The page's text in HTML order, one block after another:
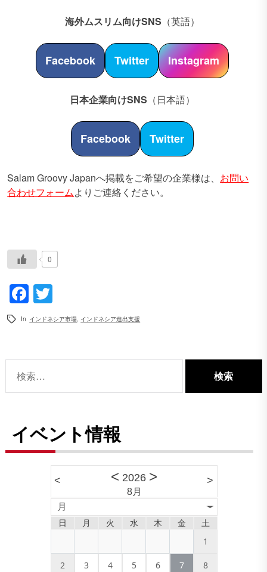
海外ムスリム向けSNS （英語）
Facebook Twitter Instagram
日本企業向けSNS （日本語）
Facebook Twitter
Salam Groovy Japanへ掲載をご希望の企業様は、 お問い
合わせフォームよりご連絡ください。
0
Facebook
In インドネシア市場 インドネシア進出支援
索:
イベント情報
< < 2026 >
8月
>
月
日 月 火 水 木 金 土
1
2 3 4 5 6 7 8